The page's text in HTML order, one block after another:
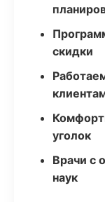
скидки
уголок
Врачи с
наук